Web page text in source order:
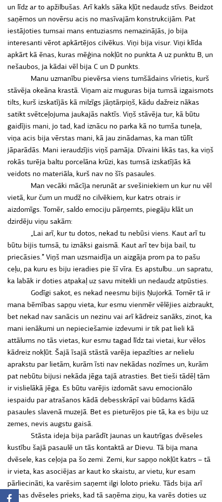
un līdz ar to apžilbušas. Arī kakls sāka kļūt nedaudz stīvs. Beidzot
saņēmos un novērsu acis no masīvajām konstrukcijām. Pat
iestājoties tumsai mans entuziasms nemazinājās, jo bija
interesanti vērot apkārtējos cilvēkus. Viņi bija visur. Viņi klīda
apkārt kā ēnas, kuras mēģina nokļūt no punkta A uz punktu B, un
nešaubos, ja kādai vēl bija C un D punkts.
Manu uzmanību pievērsa viens tumšādains vīrietis, kurš
stāvēja okeāna krastā. Viņam aiz muguras bija tumsā izgaismots
tilts, kurš izskatījās kā milzīgs jāņtārpiņš, kādu dažreiz nākas
satikt svētceļojuma jaukajās naktīs. Viņš stāvēja tur, kā būtu
gaidījis mani, jo tad, kad iznācu no parka kā no tumša tuneļa,
viņa acis bija vērstas mani, kā jau zinādamas, ka man tūlīt
jāparādās. Mani ieraudzījis viņš pamāja. Dīvaini likās tas, ka viņš
rokās turēja baltu porcelāna krūzi, kas tumsā izskatījās kā
veidots no materiāla, kurš nav no šīs pasaules.
Man vecāki mācīja nerunāt ar svešiniekiem un kur nu vēl
vietā, kur čum un mudž no cilvēkiem, kur katrs otrais ir
aizdomīgs. Tomēr, saldo emociju pārņemts, piegāju klāt un
dzirdēju viņu sakām:
„Lai arī, kur tu dotos, nekad tu nebūsi viens. Kaut arī tu
būtu bijis tumsā, tu iznāksi gaismā. Kaut arī tev bija bail, tu
priecāsies.” Viņš man uzsmaidīja un aizgāja prom pa to pašu
ceļu, pa kuru es biju ieradies pie šī vīra. Es apstulbu…un sapratu,
ka labāk ir doties atpakaļ uz savu mitekli un nedaudz atpūsties.
Godīgi sakot, es nekad neesmu bijis Ņujorkā. Tomēr tā ir
mana bērnības sapņu vieta, kur esmu vienmēr vēlējies aizbraukt,
bet nekad nav sanācis un nezinu vai arī kādreiz sanāks, zinot, ka
mani ienākumi un nepieciešamie izdevumi ir tik pat lieli kā
attālums no tās vietas, kur esmu tagad līdz tai vietai, kur vēlos
kādreiz nokļūt. Šajā īsajā stāstā varēja iepazīties ar nelielu
aprakstu par lietām, kurām īsti nav nekādas nozīmes un, kurām
pat nebūtu bijusi nekāda jēga tajā atrasties. Bet tieši tādēļ tām
ir vislielākā jēga. Es būtu varējis izdomāt savu emocionālo
iespaidu par atrašanos kādā debesskrāpī vai būdams kādā
pasaules slavenā muzejā. Bet es pieturējos pie tā, ka es biju uz
zemes, nevis augstu gaisā.
Stāsta ideja bija parādīt jaunas un kautrīgas dvēseles
kustību šajā pasaulē un tās kontaktā ar Dievu. Tā bija mana
dvēsele, kas ceļoja pa šo zemi. Zemi, kur sapņo nokļūt katrs – tā
ir vieta, kas asociējas ar kaut ko skaistu, ar vietu, kur esam
pārliecināti, ka varēsim saņemt ilgi loloto prieku. Tāds bija arī
manas dvēseles prieks, kad tā saņēma ziņu, ka varēs doties uz